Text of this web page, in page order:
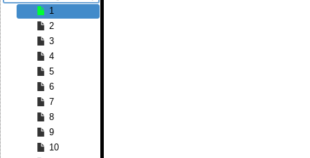
1
2
3
4
5
6
7
8
9
10